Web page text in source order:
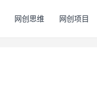
网创思维 网创项目